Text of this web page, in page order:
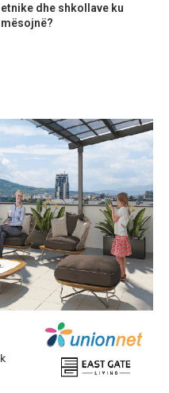
etnike dhe shkollave ku
mësojnë?